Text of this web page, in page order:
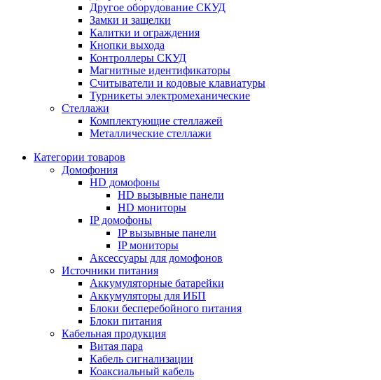
Другое оборудование СКУД
Замки и защелки
Калитки и ограждения
Кнопки выхода
Контроллеры СКУД
Магнитные идентификаторы
Считыватели и кодовые клавиатуры
Турникеты электромеханические
Стеллажи
Комплектующие стеллажей
Металлические стеллажи
Категории товаров
Домофония
HD домофоны
HD вызывные панели
HD мониторы
IP домофоны
IP вызывные панели
IP мониторы
Аксессуары для домофонов
Источники питания
Аккумуляторные батарейки
Аккумуляторы для ИБП
Блоки бесперебойного питания
Блоки питания
Кабельная продукция
Витая пара
Кабель сигнализации
Коаксиальный кабель